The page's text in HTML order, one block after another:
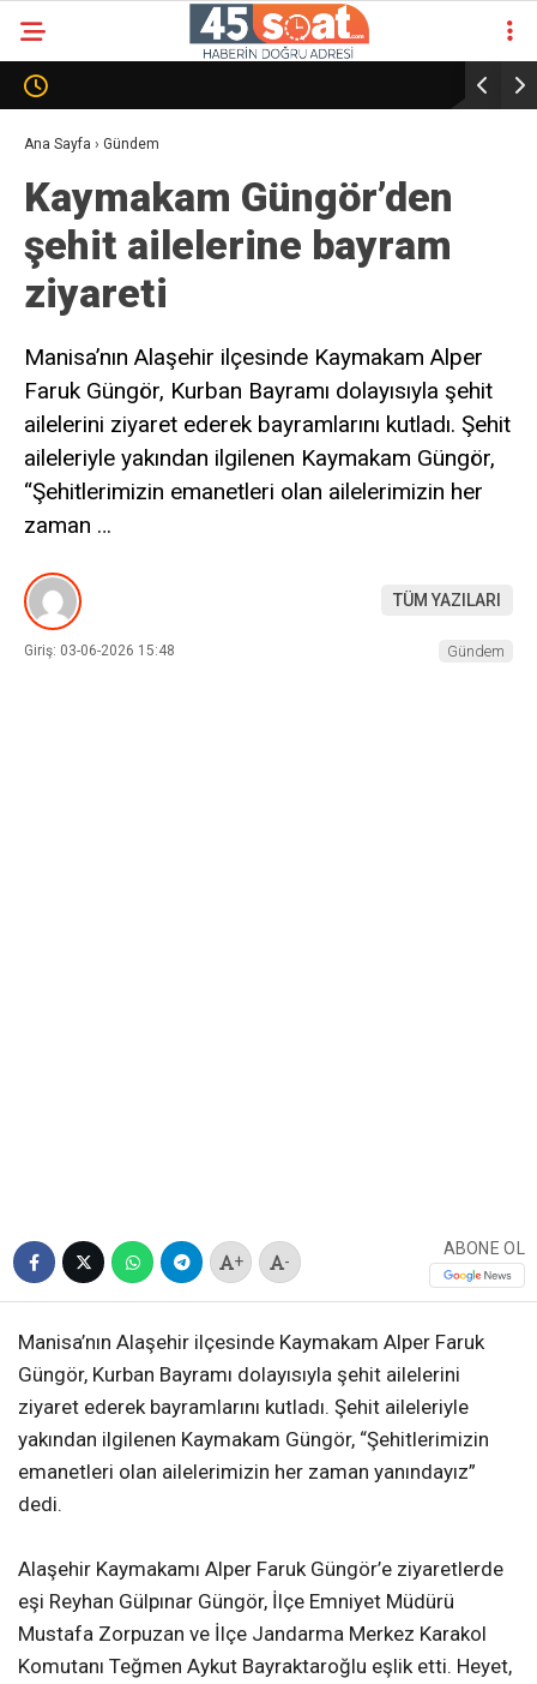
Ana Sayfa › Gündem
Kaymakam Güngör’den
şehit ailelerine bayram
ziyareti
Manisa’nın Alaşehir ilçesinde Kaymakam Alper
Faruk Güngör, Kurban Bayramı dolayısıyla şehit
ailelerini ziyaret ederek bayramlarını kutladı. Şehit
aileleriyle yakından ilgilenen Kaymakam Güngör,
“Şehitlerimizin emanetleri olan ailelerimizin her
zaman …
TÜM YAZILARI
Giriş: 03-06-2026 15:48 Gündem
+ -
ABONE OL
Manisa’nın Alaşehir ilçesinde Kaymakam Alper Faruk
Güngör, Kurban Bayramı dolayısıyla şehit ailelerini
ziyaret ederek bayramlarını kutladı. Şehit aileleriyle
yakından ilgilenen Kaymakam Güngör, “Şehitlerimizin
emanetleri olan ailelerimizin her zaman yanındayız”
dedi.
Alaşehir Kaymakamı Alper Faruk Güngör’e ziyaretlerde
eşi Reyhan Gülpınar Güngör, İlçe Emniyet Müdürü
Mustafa Zorpuzan ve İlçe Jandarma Merkez Karakol
Komutanı Teğmen Aykut Bayraktaroğlu eşlik etti. Heyet,